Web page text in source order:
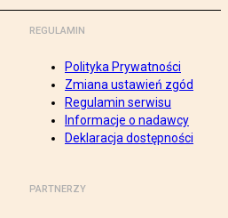
REGULAMIN
Polityka Prywatności
Zmiana ustawień zgód
Regulamin serwisu
Informacje o nadawcy
Deklaracja dostępności
PARTNERZY